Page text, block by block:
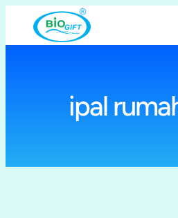
konten
ipal